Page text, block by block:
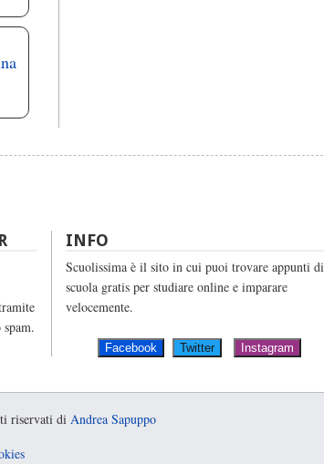
INFO
Scuolissima è il sito in cui puoi trovare appunti di
scuola gratis per studiare online e imparare
velocemente.
riservati di Andrea Sapuppo